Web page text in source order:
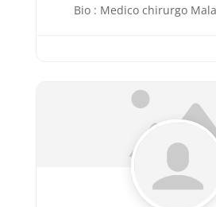
Bio : Medico chirurgo